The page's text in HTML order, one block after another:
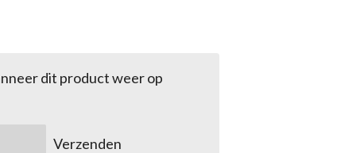
dit product weer op
Verzenden